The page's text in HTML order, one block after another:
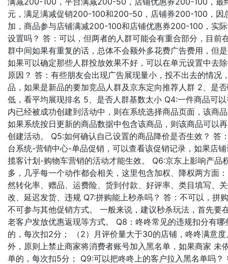
元，满足满减促销200-100和200-50，店铺券200-100，因
加，商品参与店铺满减200-100和店铺优惠券200-100，实
设置吗？ 答：可以，但两者的人群可能会有重合部分，目前
群中间如果有重复的话，总体不会额外多花费广告费用，但
如果可以确定那些人群投放效果不好，可以在单元设置中去
原因？ 答：有些朋友会出现广告展现量小，投不出去的情况
品，如果是新品的要加竞品人群及京东定向推荐人群 2、是
低，看平均展现排名 5、是否人群基数太小 Q4:一件商品可
内已经被成功创建到活动中，则在系统选择商品页面，该商
如果系统按日更新的商品数据中包含该商品，则该商品可以
创建活动。 Q5:如何确认自己设置的商品降价是否生效？ 答
台系统-营销中心-单品促销，可以查看该促销记录，如果店
揽客计划-购物车营销的活动才能生效。 Q6:京东上影响产
多，几乎每一个动作都会相关，这里包含加权、降权两方面
然转化率、赠品、运费险、货到付款、好评率、类目填写、
改、延迟发货、违规 Q7:拼购能上秒杀吗？ 答：不可以，拼
不可参与其他促销方式。 一般来说，建议秒杀玩法，首先要
老客户发放优惠返现等方式。 Q8：咚咚常见的违规扣分有
的，每次扣2分； （2）月评价量大于30的店铺，咚咚满意
外，原则上禁止商家将消费者账号加入黑名单，如果商家 未
单的，每次扣5分； Q9:可以把咚咚上的客户拉入黑名单吗